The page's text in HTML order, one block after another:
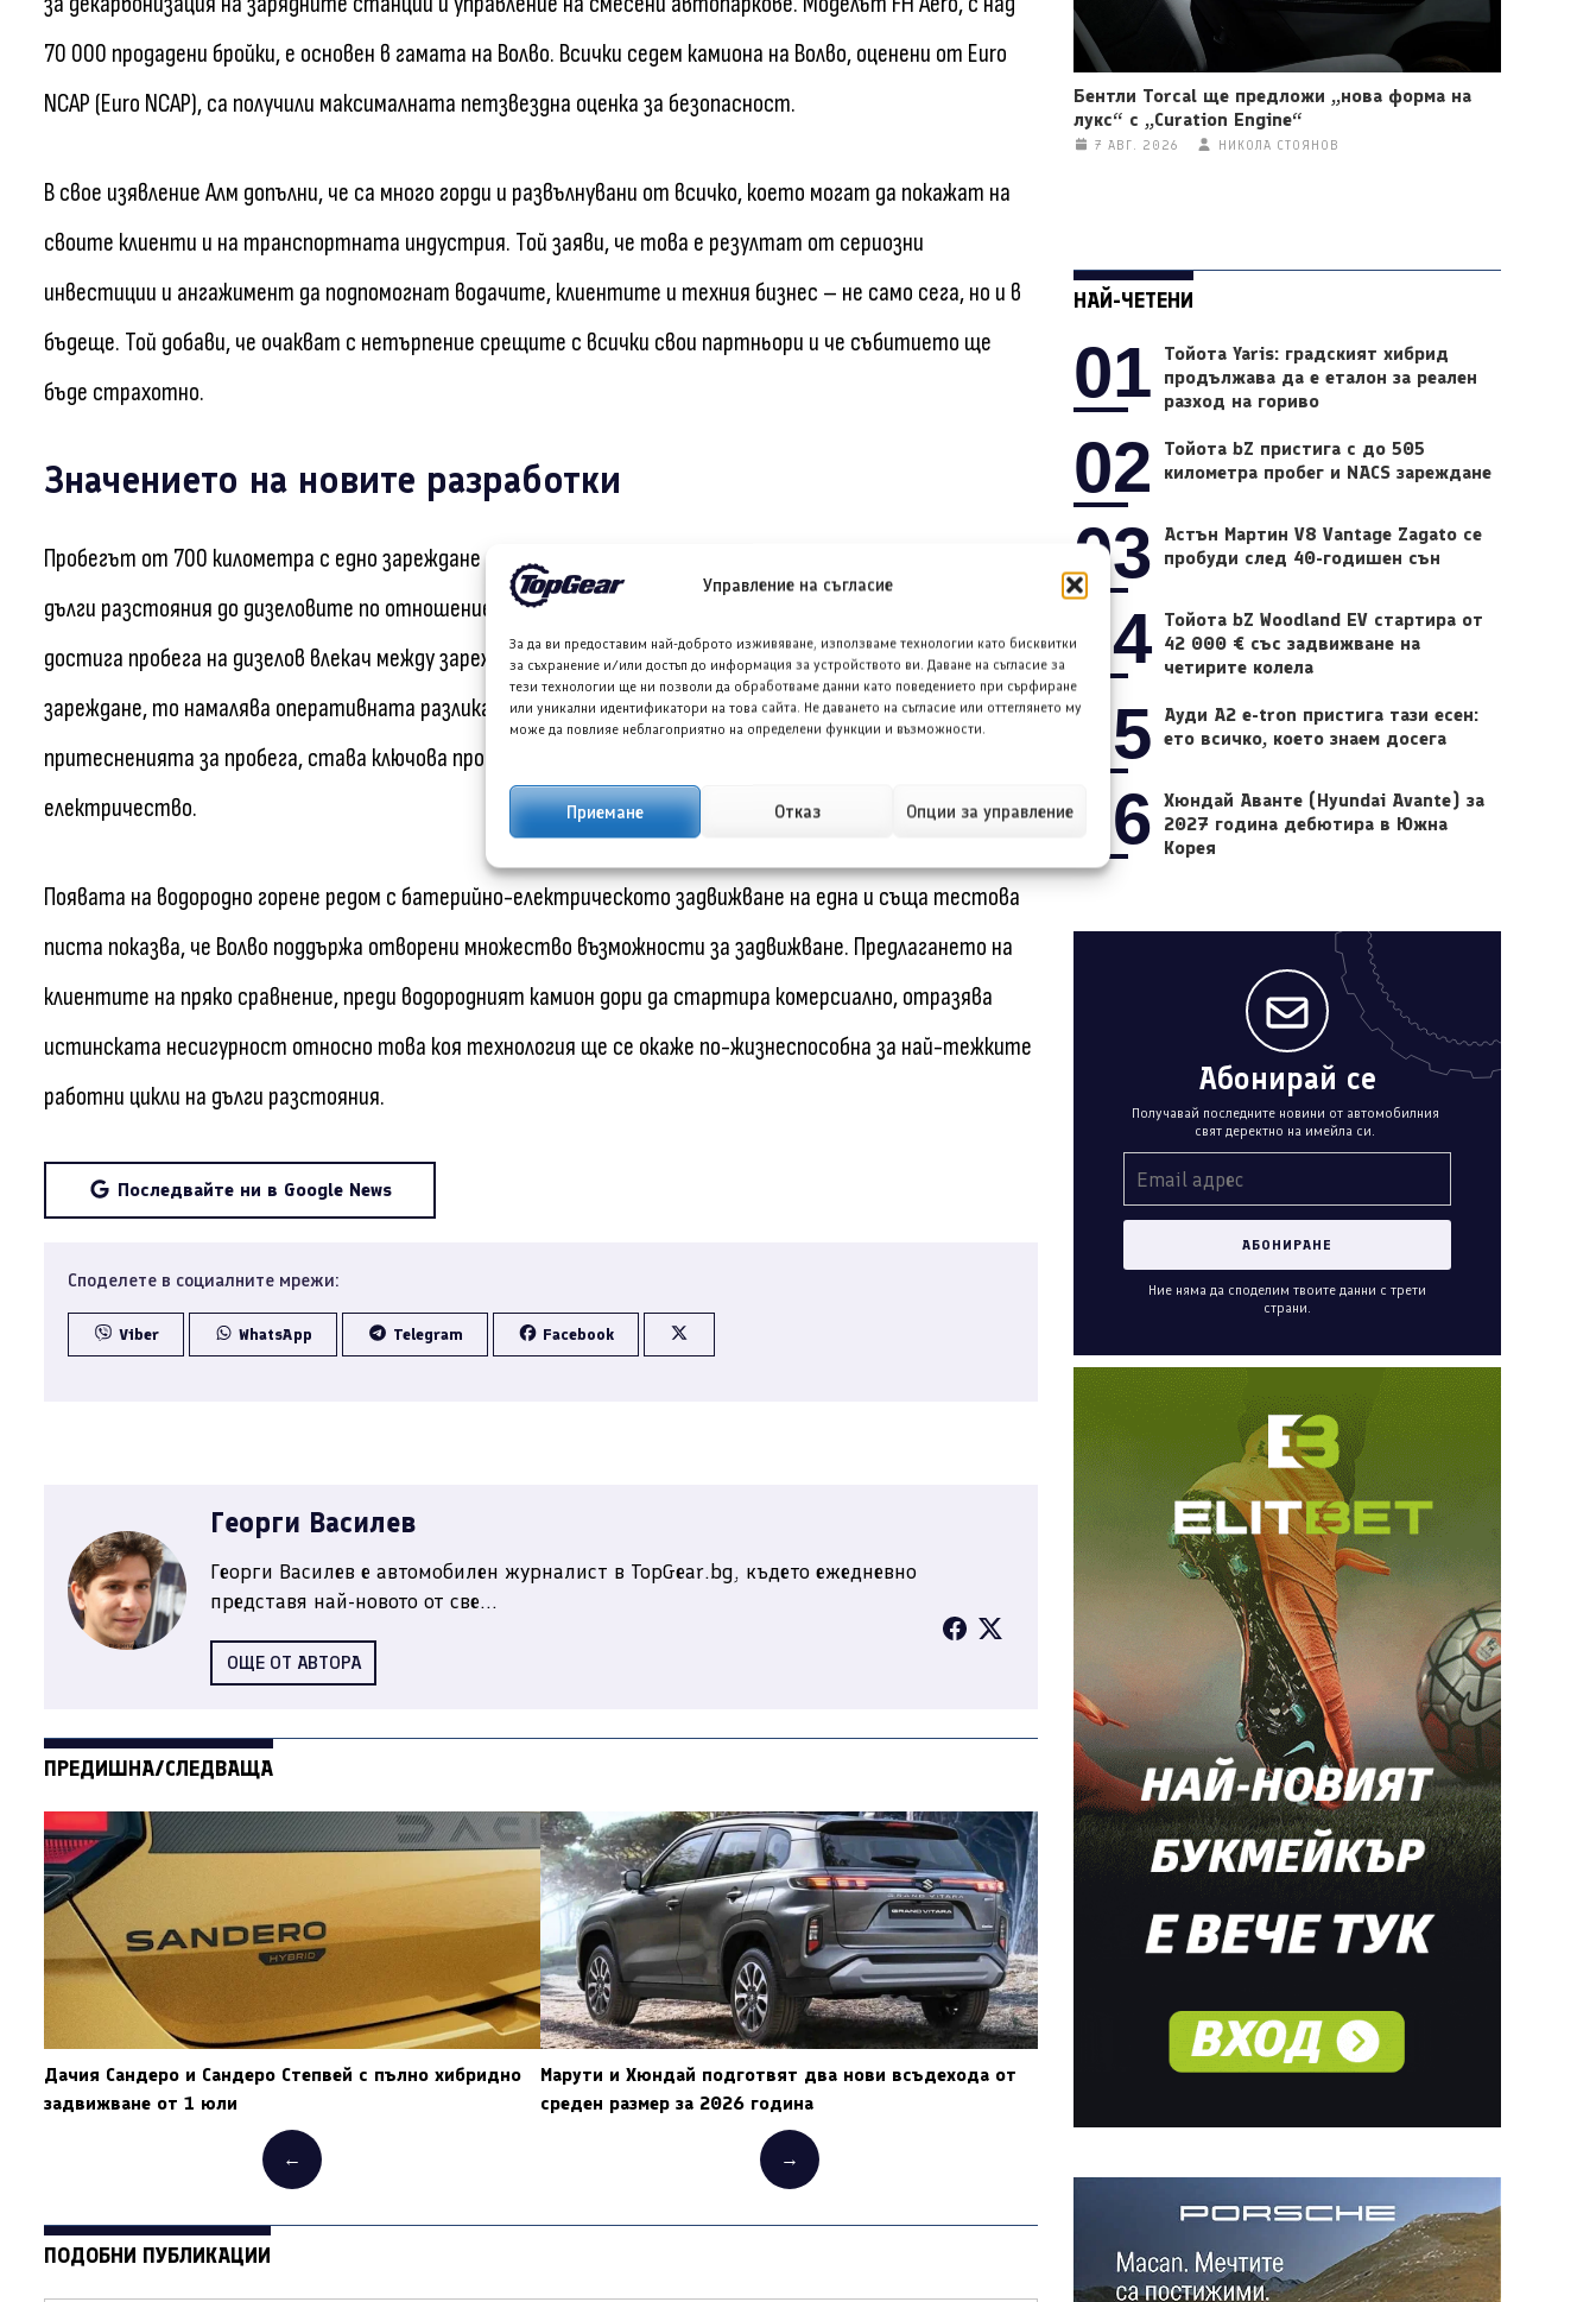
Управление на съгласие
За да ви предоставим най-доброто изживяване, използваме технологии като бисквитки
за съхранение и/или достъп до информация за устройството ви. Даване на съгласие за
тези технологии ще ни позволи да обработваме данни като поведението при сърфиране
или уникални идентификатори на това сайта. Не даването на съгласие или оттеглянето му
може да повлияе неблагоприятно на определени функции и възможности.
Приемане Отказ Опции за управление
70 000 продадени бройки, е основен в гамата на Волво. Всички седем камиона на Волво, оценени от Euro
NCAP (Euro NCAP), са получили максималната петзвездна оценка за безопасност.
В свое изявление Алм допълни, че са много горди и развълнувани от всичко, което могат да покажат на
своите клиенти и на транспортната индустрия. Той заяви, че това е резултат от сериозни
инвестиции и ангажимент да подпомогнат водачите, клиентите и техния бизнес – не само сега, но и в
бъдеще. Той добави, че очакват с нетърпение срещите с всички свои партньори и че събитието ще
бъде страхотно.
Значението на новите разработки
Пробегът от 700 километра с едно зареждане доближава електрическите тежкотоварни превози на
дълги разстояния до дизеловите по отношение на автономията. Въпреки че числото все още не
достига пробега на дизелов влекач между зареждания, в комбинация със задължителните почивки за
зареждане, то намалява оперативната разлика до точка, в която планирането на маршрута, вместо
притесненията за пробега, става ключова променлива за операторите, обмислящи преминаване към
електричество.
Появата на водородно горене редом с батерийно-електрическото задвижване на една и съща тестова
писта показва, че Волво поддържа отворени множество възможности за задвижване. Предлагането на
клиентите на пряко сравнение, преди водородният камион дори да стартира комерсиално, отразява
истинската несигурност относно това коя технология ще се окаже по-жизнеспособна за най-тежките
работни цикли на дълги разстояния.
Последвайте ни в Google News
Споделете в социалните мрежи:
Viber WhatsApp Telegram Facebook
Георги Василев
Георги Василев е автомобилен журналист в TopGear.bg, където ежедневно
представя най-новото от све...
ОЩЕ ОТ АВТОРА
ПРЕДИШНА/СЛЕДВАЩА
Дачия Сандеро и Сандеро Степвей с пълно хибридно
задвижване от 1 юли
←
Марути и Хюндай подготвят два нови всъдехода от
среден размер за 2026 година
→
ПОДОБНИ ПУБЛИКАЦИИ
Бентли Torcal ще предложи „нова форма на
лукс“ с „Curation Engine“
7 АВГ. 2026 НИКОЛА СТОЯНОВ
НАЙ-ЧЕТЕНИ
01
Тойота Yaris: градският хибрид
продължава да е еталон за реален
разход на гориво
02
Тойота bZ пристига с до 505
километра пробег и NACS зареждане
03
Астън Мартин V8 Vantage Zagato се
пробуди след 40-годишен сън
04 Тойота bZ Woodland EV стартира от
42 000 € със задвижване на
четирите колела
05
Ауди A2 e-tron пристига тази есен:
ето всичко, което знаем досега
06 Хюндай Аванте (Hyundai Avante) за
2027 година дебютира в Южна
Корея
Абонирай се
Получавай последните новини от автомобилния
свят деректно на имейла си.
Ние няма да споделим твоите данни с трети
страни.